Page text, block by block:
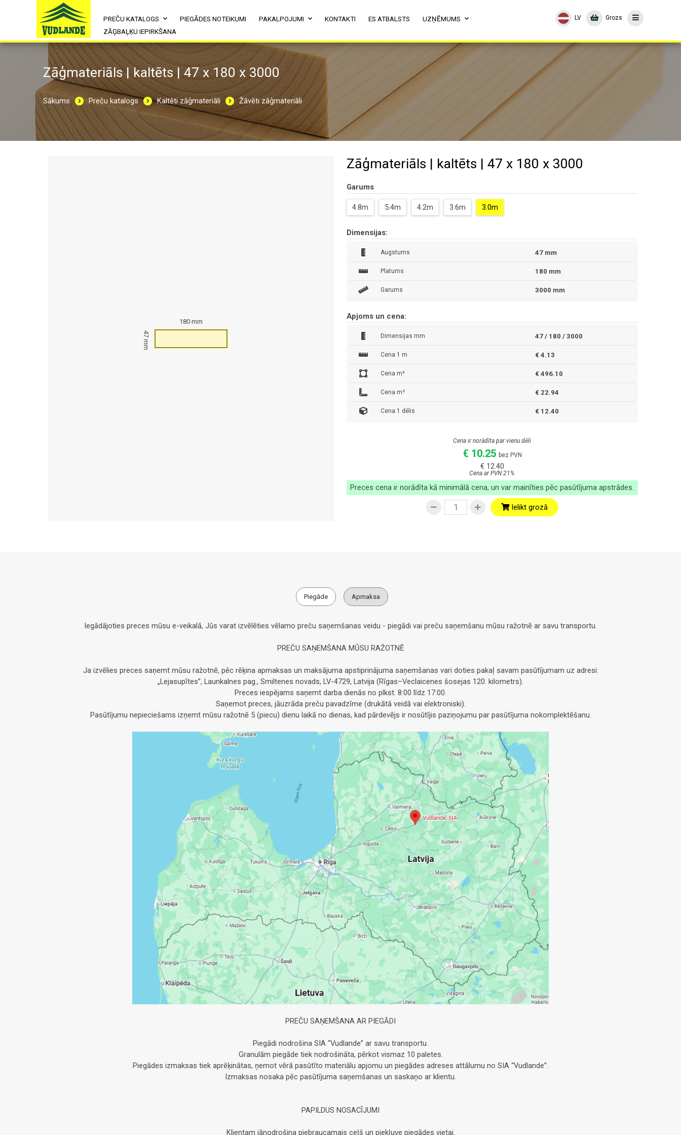
PREČU KATALOGS PIEGĀDES NOTEIKUMI PAKALPOJUMI KONTAKTI ES ATBALSTS
UZŅĒMUMS
ZĀĢBAĻĶU IEPIRKŠANA
Grozs
LV
Zāģmateriāls | kaltēts | 47 x 180 x 3000
Sākums Preču katalogs Kaltēti zāģmateriāli Žāvēti zāģmateriāli
180 mm
47 mm
Zāģmateriāls | kaltēts | 47 x 180 x 3000
Garums
4.8m 5.4m 4.2m 3.6m 3.0m
Dimensijas:
Augstums 47 mm
Platums 180 mm
Garums 3000 mm
Apjoms un cena:
Dimensijas mm 47 / 180 / 3000
Cena 1 m € 4.13
Cena m³ € 496.10
Cena m² € 22.94
Cena 1 dēlis € 12.40
Cena ir norādīta par vienu dēli
€ 10.25 bez PVN
€ 12.40
Cena ar PVN 21%
Preces cena ir norādīta kā minimālā cena, un var mainīties pēc pasūtījuma apstrādes.
Ielikt grozā
Piegāde Apmaksa
Iegādājoties preces mūsu e-veikalā, Jūs varat izvēlēties vēlamo preču saņemšanas veidu - piegādi vai preču saņemšanu mūsu ražotnē ar savu transportu.
PREČU SAŅEMŠANA MŪSU RAŽOTNĒ
Ja izvēlies preces saņemt mūsu ražotnē, pēc rēķina apmaksas un maksājuma apstiprinājuma saņemšanas vari doties pakaļ savam pasūtījumam uz adresi:
„Lejasupītes”, Launkalnes pag., Smiltenes novads, LV-4729, Latvija (Rīgas–Veclaicenes šosejas 120. kilometrs).
Preces iespējams saņemt darba dienās no plkst. 8:00 līdz 17:00.
Saņemot preces, jāuzrāda preču pavadzīme (drukātā veidā vai elektroniski).
Pasūtījumu nepieciešams izņemt mūsu ražotnē 5 (piecu) dienu laikā no dienas, kad pārdevējs ir nosūtījis paziņojumu par pasūtījuma nokomplektēšanu.
PREČU SAŅEMŠANA AR PIEGĀDI
Piegādi nodrošina SIA “Vudlande” ar savu transportu.
Granulām piegāde tiek nodrošināta, pērkot vismaz 10 paletes.
Piegādes izmaksas tiek aprēķinātas, ņemot vērā pasūtīto materiālu apjomu un piegādes adreses attālumu no SIA “Vudlande”.
Izmaksas nosaka pēc pasūtījuma saņemšanas un saskaņo ar klientu.
PAPILDUS NOSACĪJUMI
Klientam jānodrošina piebraucamais ceļš un piekļuve piegādes vietai.